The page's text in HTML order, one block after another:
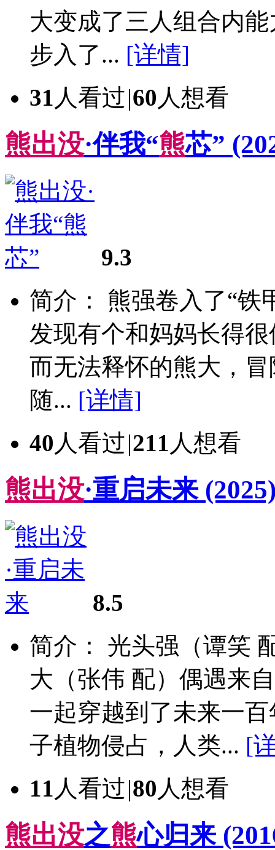
大变成了三人组合内
步入了... [详情]
31 人看过|60 人想看
熊出没·伴我“熊芯”
9.3
简介： 熊强卷入了“铁
发现有个和妈妈长得
而无法释怀的熊大，
随... [详情]
40 人看过|211 人想看
熊出没·重启未来
8.5
简介： 光头强（谭笑
大（张伟 配）偶遇来
一起穿越到了未来一
子植物侵占，人类... [
11 人看过|80 人想看
熊出没之熊心归来